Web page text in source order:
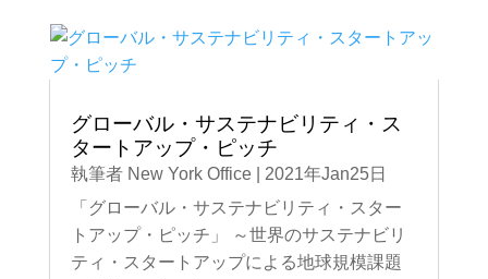
グローバル・サステナビリティ・ス
タートアップ・ピッチ
執筆者 New York Office| 2021年Jan25日
「グローバル・サステナビリティ・スター
トアップ・ピッチ」 ～世界のサステナビリ
ティ・スタートアップによる地球規模課題